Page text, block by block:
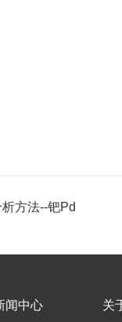
方法--钯Pd
闻中心 关